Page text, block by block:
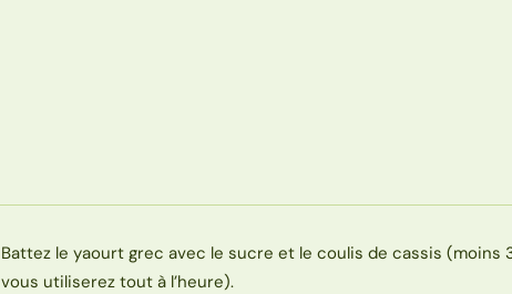
Battez le yaourt grec avec le sucre et le coulis de cassis (moins
vous utiliserez tout à l’heure).